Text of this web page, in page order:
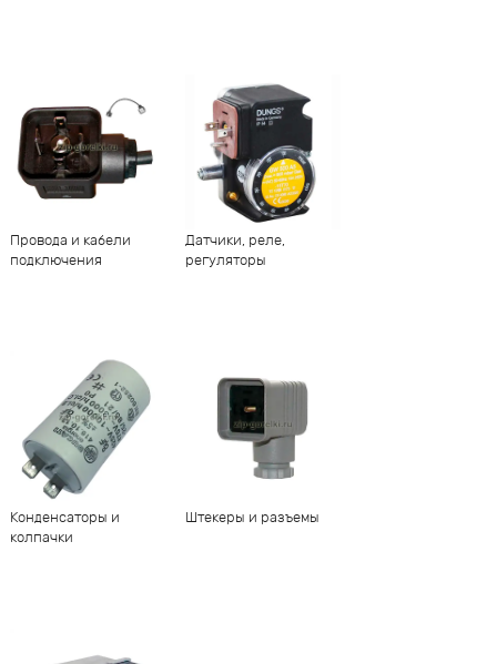
Провода и кабели
подключения
Датчики, реле,
регуляторы
Конденсаторы и
колпачки
Штекеры и разъемы